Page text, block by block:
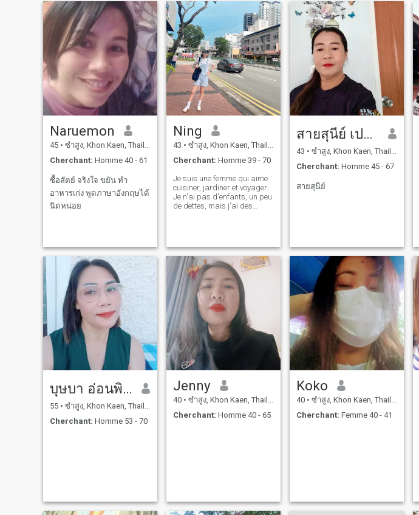
Naruemon
45 • ซำสูง, Khon Kaen, Thailande
Cherchant: Homme 40 - 61
ซื้อสัตย์ จริงใจ ขยัน ทำ
อาหารเก่ง พูดภาษาอังกฤษได้
นิดหน่อย
Ning
43 • ซำสูง, Khon Kaen, Thailande
Cherchant: Homme 39 - 70
Je suis une femme qui aime
cuisiner, jardiner et voyager.
Je n'ai pas d'enfants, un peu
de dettes, mais j'ai des
สายสุนีย์ เปรมปรีดิ์
43 • ซำสูง, Khon Kaen, Thailande
Cherchant: Homme 45 - 67
สายสุนีย์
บุษบา อ่อนพิมพ์
55 • ซำสูง, Khon Kaen, Thailande
Cherchant: Homme 53 - 70
Jenny
40 • ซำสูง, Khon Kaen, Thailande
Cherchant: Homme 40 - 65
Koko
40 • ซำสูง, Khon Kaen, Thailande
Cherchant: Femme 40 - 41